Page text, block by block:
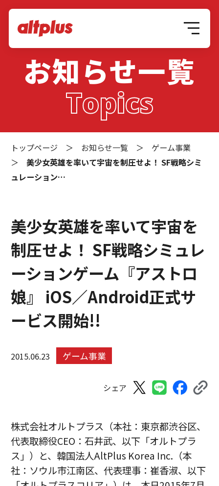
お知らせ一覧
Topics
トップページ ＞ お知らせ一覧 ＞ ゲーム事業
＞美少女英雄を率いて宇宙を制圧せよ！ SF戦略シミ
ュレーション…
美少女英雄を率いて宇宙を
制圧せよ！ SF戦略シミュレ
ーションゲーム『アストロ
娘』 iOS／Android正式サ
ービス開始!!
2015.06.23 ゲーム事業
シェア
株式会社オルトプラス（本社：東京都渋谷区、
代表取締役CEO：石井武、以下「オルトプラ
ス」）と、韓国法人AltPlus Korea Inc.（本
社：ソウル市江南区、代表理事：崔香淑、以下